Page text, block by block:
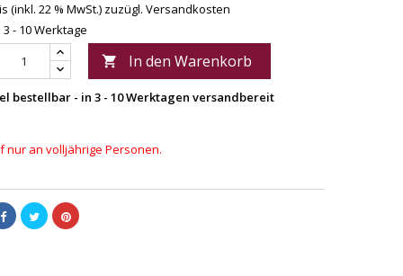
(inkl. 22 % MwSt.) zuzügl. Versandkosten
- 10 Werktage

In den Warenkorb
bestellbar - in 3 - 10 Werktagen versandbereit
nur an volljährige Personen.